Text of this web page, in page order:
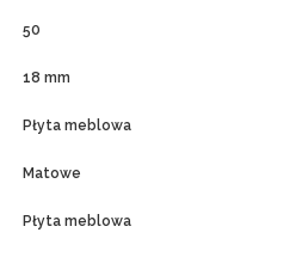
50
18 mm
Płyta meblowa
Matowe
Płyta meblowa